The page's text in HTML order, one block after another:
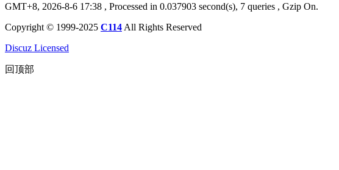
GMT+8, 2026-8-6 17:38 , Processed in 0.037903 second(s), 7 queries , Gzip On.
Copyright © 1999-2025 C114 All Rights Reserved
Discuz Licensed
回顶部